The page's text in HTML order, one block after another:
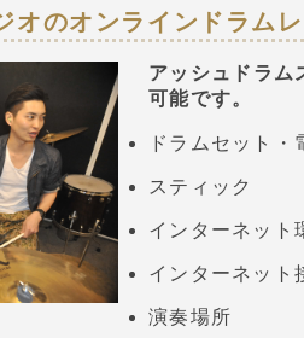
オのオンラインドラム
アッシュドラム
可能です。
ドラムセット
スティック
インターネット
インターネット
演奏場所